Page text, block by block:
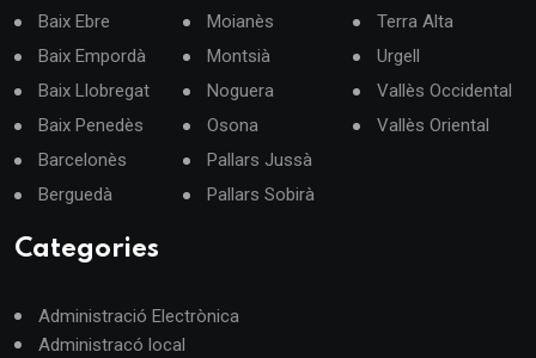
Baix Ebre
Baix Empordà
Baix Llobregat
Baix Penedès
Barcelonès
Berguedà
Moianès
Montsià
Noguera
Osona
Pallars Jussà
Pallars Sobirà
Terra Alta
Urgell
Vallès Occidental
Vallès Oriental
Categories
Administració Electrònica
Administracó local